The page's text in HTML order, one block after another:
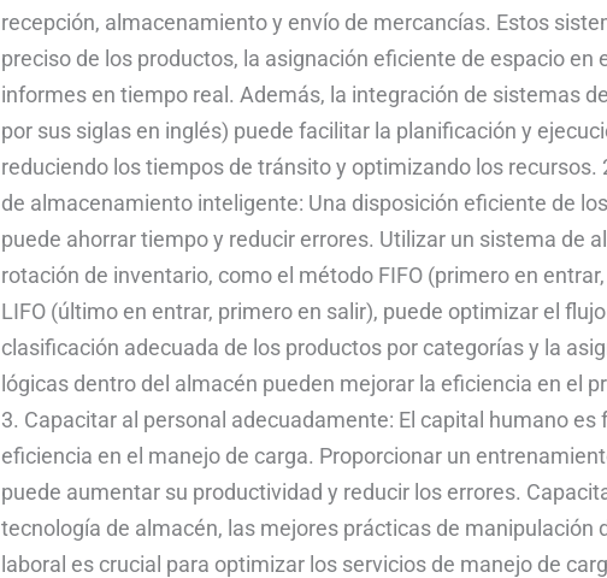
recepción, almacenamiento y envío de mercancías. Estos
preciso de los productos, la asignación eficiente de espacio en
informes en tiempo real. Además, la integración de sistemas
por sus siglas en inglés) puede facilitar la planificación y
reduciendo los tiempos de tránsito y optimizando los
de almacenamiento inteligente: Una disposición eficiente de
puede ahorrar tiempo y reducir errores. Utilizar un sistema de
rotación de inventario, como el método FIFO (primero en
LIFO (último en entrar, primero en salir), puede optimizar el
clasificación adecuada de los productos por categorías y la
lógicas dentro del almacén pueden mejorar la eficiencia en el
3. Capacitar al personal adecuadamente: El capital humano
eficiencia en el manejo de carga. Proporcionar un
puede aumentar su productividad y reducir los errores.
tecnología de almacén, las mejores prácticas de manipulación
laboral es crucial para optimizar los servicios de manejo de